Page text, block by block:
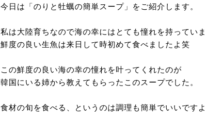
今日は「のりと牡蠣の簡単スープ」をご紹介します。
私は大陸育ちなので海の幸にはとても憧れを持っていま
鮮度の良い生魚は来日して時初めて食べましたよ笑
この鮮度の良い海の幸の憧れを叶ってくれたのが
韓国にいる姉から教えてもらったこのスープでした。
食材の旬を食べる、というのは調理も簡単でいいですよ